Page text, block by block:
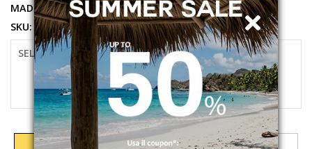
MADE IN:
VIETNAM
SKU:
809P09760001
SELEZIONARE LA TAGLIA
41 42 43
AGGIUNGI AL CARRELLO